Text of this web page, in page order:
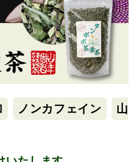
ノンカフェイン
山